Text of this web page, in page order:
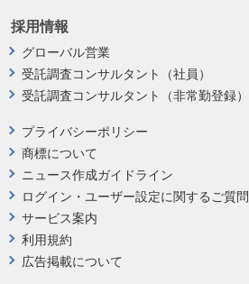
プライバシーポリシー
商標について
ニュース作成ガイドライン
ログイン・ユーザー設定に関するご質問
サービス案内
利用規約
広告掲載について
採用情報
グローバル営業
受託調査コンサルタント（社員）
受託調査コンサルタント（非常勤登録）